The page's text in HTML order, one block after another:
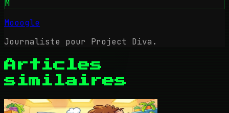
M
Mooogle
Journaliste pour Project Diva.
Articles
similaires